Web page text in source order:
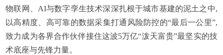
物联网、AI与数字孪生技术深深扎根于城市基建的泥土之中,
以高精度、高可靠的数据采集打通风险防控的“最后一公里”,
致力成为各界合作伙伴接住这波5万亿“泼天富贵”最坚实的技
术底座与先锋力量。